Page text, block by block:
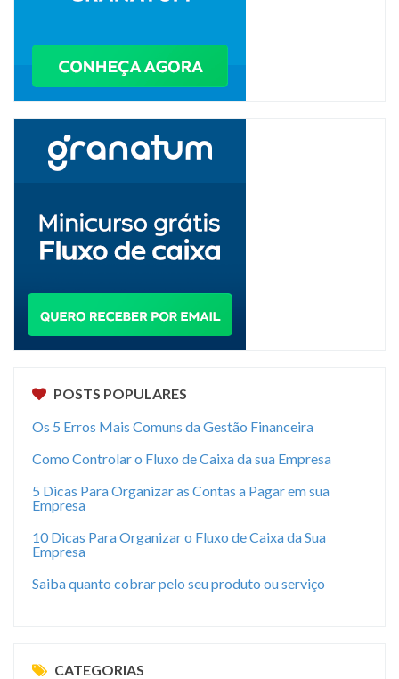
POSTS POPULARES
Os 5 Erros Mais Comuns da Gestão Financeira
Como Controlar o Fluxo de Caixa da sua Empresa
5 Dicas Para Organizar as Contas a Pagar em sua
Empresa
10 Dicas Para Organizar o Fluxo de Caixa da Sua
Empresa
Saiba quanto cobrar pelo seu produto ou serviço
CATEGORIAS